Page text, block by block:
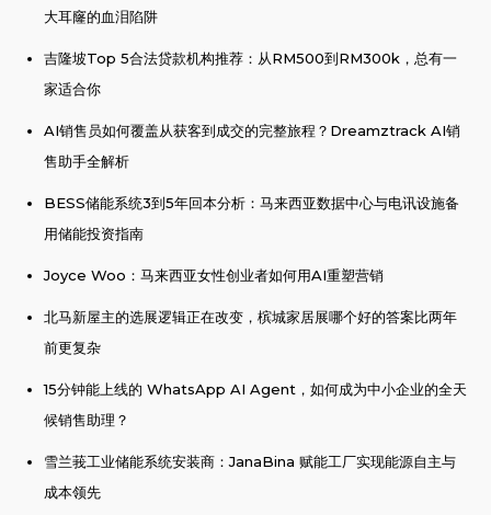
大耳窿的血泪陷阱
吉隆坡Top 5合法贷款机构推荐：从RM500到RM300k，总有一
家适合你
AI销售员如何覆盖从获客到成交的完整旅程？Dreamztrack AI销
售助手全解析
BESS储能系统3到5年回本分析：马来西亚数据中心与电讯设施备
用储能投资指南
Joyce Woo：马来西亚女性创业者如何用AI重塑营销
北马新屋主的选展逻辑正在改变，槟城家居展哪个好的答案比两年
前更复杂
15分钟能上线的 WhatsApp AI Agent，如何成为中小企业的全天
候销售助理？
雪兰莪工业储能系统安装商：JanaBina 赋能工厂实现能源自主与
成本领先